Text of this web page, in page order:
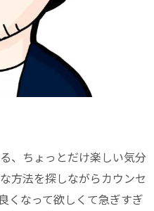
、ちょっとだけ楽しい気分
方法を探しながらカウンセ
くなって欲しくて急ぎすぎ